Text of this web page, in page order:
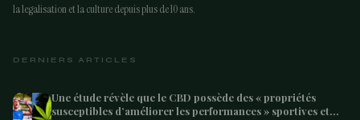
la legalisation et la culture depuis plus de 10 ans.
DERNIERS ARTICLES
Une étude révèle que le CBD possède des « propriétés
susceptibles d’améliorer les performances » sportives et